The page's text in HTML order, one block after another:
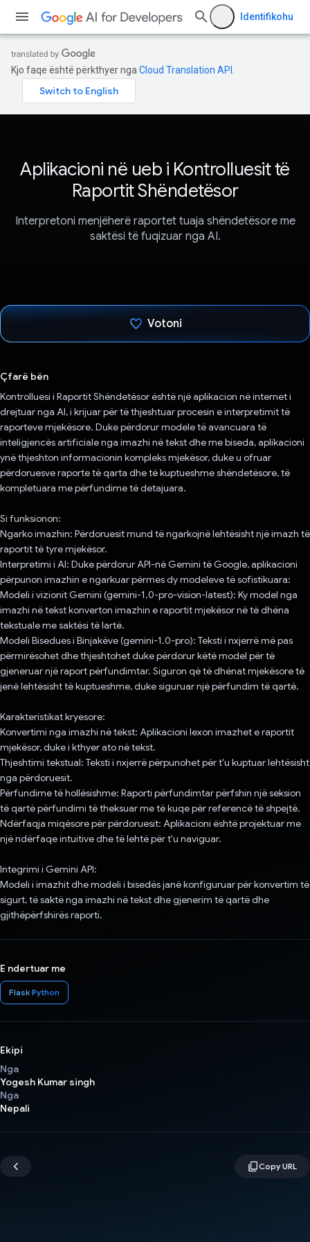
Identifikohu
Kjo faqe është përkthyer nga Cloud Translation API
Aplikacioni në ueb i Kontrolluesit të
Raportit Shëndetësor
Interpretoni menjëherë raportet tuaja shëndetësore me
saktësi të fuqizuar nga AI.
Votoni
Çfarë bën
Kontrolluesi i Raportit Shëndetësor është një aplikacion në internet i
drejtuar nga AI, i krijuar për të thjeshtuar procesin e interpretimit të
raporteve mjekësore. Duke përdorur modele të avancuara të
inteligjencës artificiale nga imazhi në tekst dhe me biseda, aplikacioni
ynë thjeshton informacionin kompleks mjekësor, duke u ofruar
përdoruesve raporte të qarta dhe të kuptueshme shëndetësore, të
kompletuara me përfundime të detajuara.
Si funksionon:
Ngarko imazhin: Përdoruesit mund të ngarkojnë lehtësisht një imazh të
raportit të tyre mjekësor.
Interpretimi i AI: Duke përdorur API-në Gemini të Google, aplikacioni
përpunon imazhin e ngarkuar përmes dy modeleve të sofistikuara:
Modeli i vizionit Gemini (gemini-1.0-pro-vision-latest): Ky model nga
imazhi në tekst konverton imazhin e raportit mjekësor në të dhëna
tekstuale me saktësi të lartë.
Modeli Bisedues i Binjakëve (gemini-1.0-pro): Teksti i nxjerrë më pas
përmirësohet dhe thjeshtohet duke përdorur këtë model për të
gjeneruar një raport përfundimtar. Siguron që të dhënat mjekësore të
jenë lehtësisht të kuptueshme, duke siguruar një përfundim të qartë.
Karakteristikat kryesore:
Konvertimi nga imazhi në tekst: Aplikacioni lexon imazhet e raportit
mjekësor, duke i kthyer ato në tekst.
Thjeshtimi tekstual: Teksti i nxjerrë përpunohet për t'u kuptuar lehtësisht
nga përdoruesit.
Përfundime të hollësishme: Raporti përfundimtar përfshin një seksion
të qartë përfundimi të theksuar me të kuqe për referencë të shpejtë.
Ndërfaqja miqësore për përdoruesit: Aplikacioni është projektuar me
një ndërfaqe intuitive dhe të lehtë për t'u naviguar.
Integrimi i Gemini API:
Modeli i imazhit dhe modeli i bisedës janë konfiguruar për konvertim të
sigurt, të saktë nga imazhi në tekst dhe gjenerim të qartë dhe
gjithëpërfshirës raporti.
E ndertuar me
Flask Python
Ekipi
Nga
Yogesh Kumar singh
Nga
Nepali